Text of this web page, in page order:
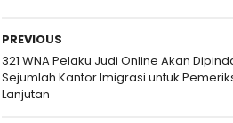
PREVIOUS
321 WNA Pelaku Judi Online Akan
Sejumlah Kantor Imigrasi untuk
Lanjutan